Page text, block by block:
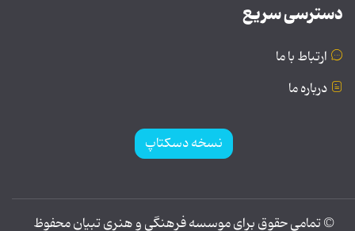
دسترسی سریع
ارتباط با ما
درباره ما
نسخه دسکتاپ
© تمامی حقوق برای موسسه فرهنگی و هنری تبیان محفوظ